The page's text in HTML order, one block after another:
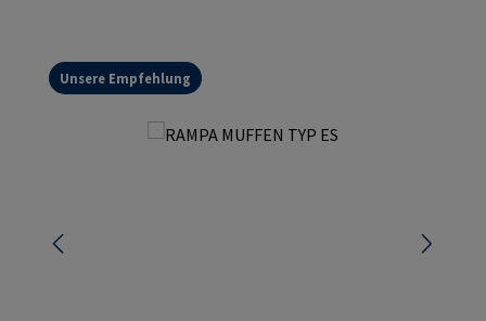
Unsere Empfehlung
Bildergalerie überspringen